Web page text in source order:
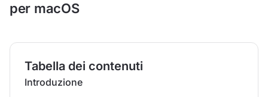
per macOS
Tabella dei contenuti
Introduzione